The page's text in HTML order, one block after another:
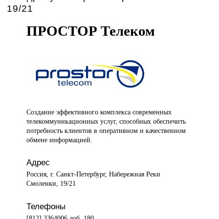
19/21
ПРОСТОР Телеком
Создание эффективногокомплекса современных
телекоммуникационных услуг, способных обеспечить
потребность клиентов в оперативном и качественном
обмене информацией.
Адрес
Россия, г. Санкт-Петербург, Набережная Реки
Смоленки, 19/21
Телефоны